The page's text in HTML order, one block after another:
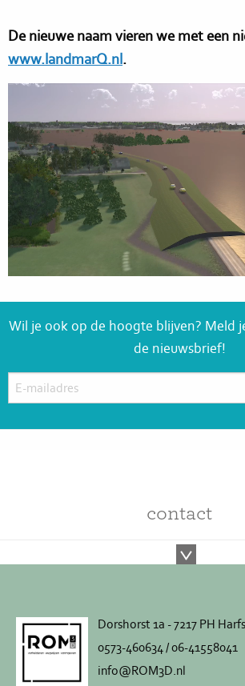
De nieuwe naam vieren we met een
www.landmarQ.nl.
Wil je ook op de hoogte blijven? Meld
de nieuwsbrief!
contact
Dorshorst 1a - 7217 PH
0573-460634 / 06-41558041
info@ROM3D.nl